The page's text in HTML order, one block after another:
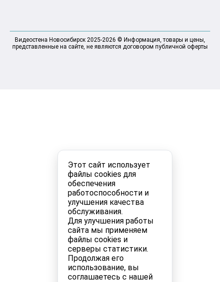
Этот сайт использует
файлы cookies для
обеспечения
работоспособности и
улучшения качества
обслуживания.
Для улучшения работы
сайта мы применяем
файлы cookies и
серверы статистики.
Продолжая его
использование, вы
соглашаетесь с нашей
Видеостена Новосибирск 2025-2026 © Информация, товары и цены,
представленные на сайте, не являются договором публичной оферты